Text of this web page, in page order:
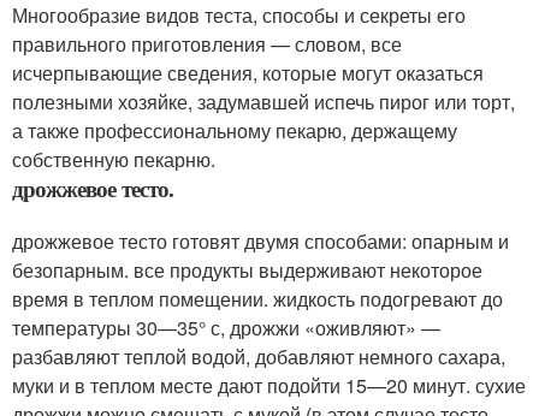
Многообразие видов теста, способы и секреты его
правильного приготовления — словом, все
исчерпывающие сведения, которые могут оказаться
полезными хозяйке, задумавшей испечь пирог или торт,
а также профессиональному пекарю, держащему
собственную пекарню.
дрожжевое тесто.
дрожжевое тесто готовят двумя способами: опарным и
безопарным. все продукты выдерживают некоторое
время в теплом помещении. жидкость подогревают до
температуры 30—35° с, дрожжи «оживляют» —
разбавляют теплой водой, добавляют немного сахара,
муки и в теплом месте дают подойти 15—20 минут. сухие